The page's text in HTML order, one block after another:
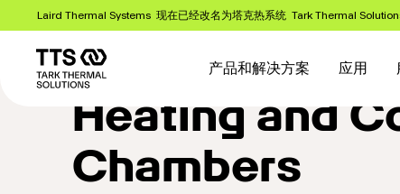
Laird Thermal Systems 现在已经改名为塔克热系统 Tark Thermal
navigation
产品和解决方案 应用
Heating and
Chambers